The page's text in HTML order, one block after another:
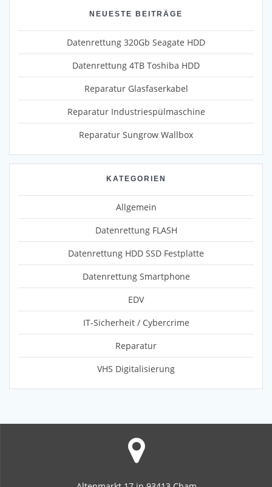
NEUESTE BEITRÄGE
Datenrettung 320Gb Seagate HDD
Datenrettung 4TB Toshiba HDD
Reparatur Glasfaserkabel
Reparatur Industriespülmaschine
Reparatur Sungrow Wallbox
KATEGORIEN
Allgemein
Datenrettung FLASH
Datenrettung HDD SSD Festplatte
Datenrettung Smartphone
EDV
IT-Sicherheit / Cybercrime
Reparatur
VHS Digitalisierung